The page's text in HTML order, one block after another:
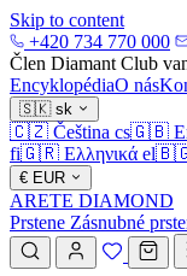
Skip to content
+420 734 770 000
Člen Diamant Club
EncyklopédiaO nás
🇸🇰 sk
🇨🇿 Čeština cs🇬🇧
fi🇬🇷 Ελληνικά el
€ EUR
ARETE DIAMOND
Prstene Zásnubné